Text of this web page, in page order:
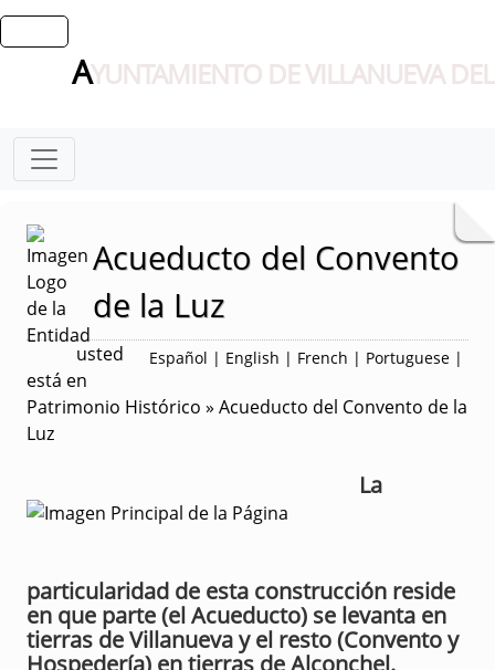
AYUNTAMIENTO DE VILLANUEVA
Acueducto del Convento
de la Luz
Español | English | French | Portuguese |
usted
está en
Patrimonio Histórico » Acueducto del Convento de la
Luz
La
particularidad de esta construcción reside
en que parte (el Acueducto) se levanta en
tierras de Villanueva y el resto (Convento y
Hospedería) en tierras de Alconchel.